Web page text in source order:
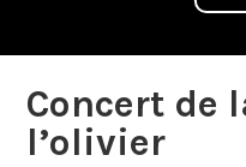
Concert de
l’olivier